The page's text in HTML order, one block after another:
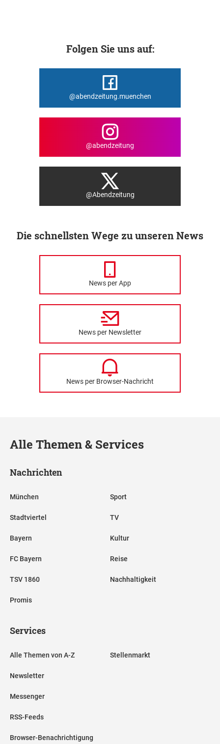
Folgen Sie uns auf:
@abendzeitung.muenchen
@abendzeitung
@Abendzeitung
Die schnellsten Wege zu unseren News
News per App
News per Newsletter
News per Browser-Nachricht
Alle Themen & Services
Nachrichten
München
Stadtviertel
Bayern
FC Bayern
TSV 1860
Promis
Sport
TV
Kultur
Reise
Nachhaltigkeit
Services
Alle Themen von A-Z
Newsletter
Messenger
RSS-Feeds
Browser-Benachrichtigung
Stellenmarkt